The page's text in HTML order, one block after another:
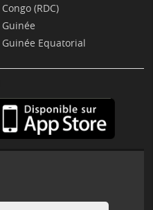
Congo (RDC)
Guinée
Guinée Equatorial